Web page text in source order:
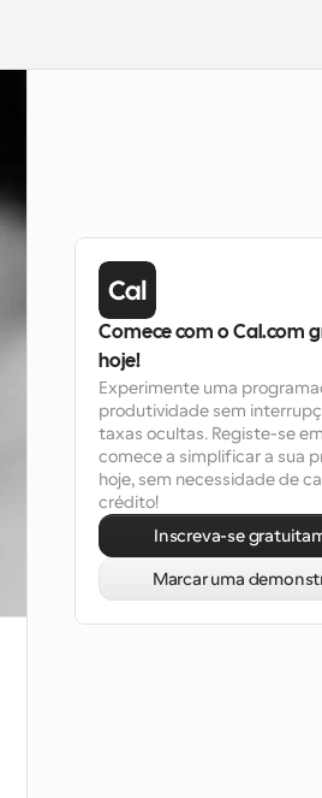
Comece com o Cal.com
hoje!
Experimente uma
produtividade sem
taxas ocultas. Registe-se
comece a simplificar a sua
hoje, sem necessidade de
crédito!
Inscreva-se
Marcar uma